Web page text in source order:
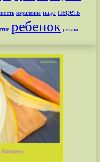
кормление надо переть
ребенок режим